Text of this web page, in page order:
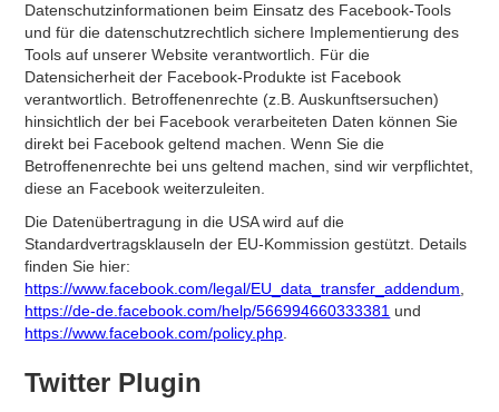
Datenschutzinformationen beim Einsatz des Facebook-Tools
und für die datenschutzrechtlich sichere Implementierung des
Tools auf unserer Website verantwortlich. Für die
Datensicherheit der Facebook-Produkte ist Facebook
verantwortlich. Betroffenenrechte (z.B. Auskunftsersuchen)
hinsichtlich der bei Facebook verarbeiteten Daten können Sie
direkt bei Facebook geltend machen. Wenn Sie die
Betroffenenrechte bei uns geltend machen, sind wir verpflichtet,
diese an Facebook weiterzuleiten.
Die Datenübertragung in die USA wird auf die
Standardvertragsklauseln der EU-Kommission gestützt. Details
finden Sie hier:
https://www.facebook.com/legal/EU_data_transfer_addendum
https://de-de.facebook.com/help/566994660333381 und
https://www.facebook.com/policy.php
Twitter Plugin